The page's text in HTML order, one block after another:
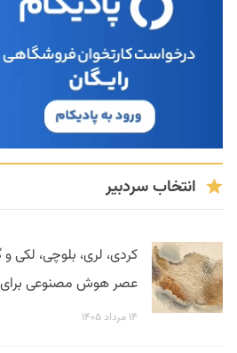
انتخاب سردبیر
کردی، لری، بلوچی، لکی
عصر هوش مصنوعی برای
۱۴ مرداد ۱۴۰۵